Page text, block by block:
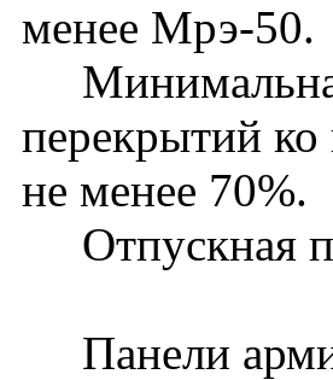
менее Мрэ-50.
перекрытий ко
не менее 70%.
Отпускная
Панели